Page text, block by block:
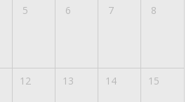
5 6 7 8
12 13 14 15